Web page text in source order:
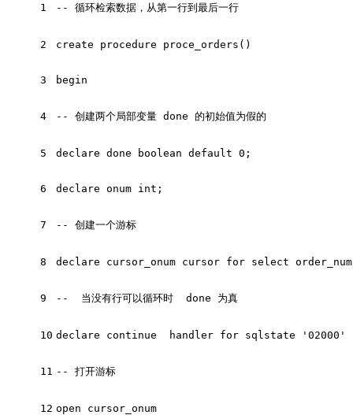
1 -- 循环检索数据，从第一行到最后一行
2 create procedure proce_orders()
3 begin
4 -- 创建两个局部变量 done 的初始值为假的
5 declare done boolean default 0;
6 declare onum int;
7 -- 创建一个游标
8 declare cursor_onum cursor for select
9 --  当没有行可以循环时  done 为真
10 declare continue  handler for sqlstate '02000'
11 -- 打开游标
12 open cursor_onum